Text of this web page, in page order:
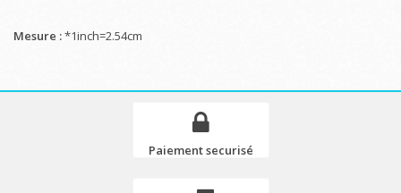
Mesure :*1inch=2.54cm
Paiement securisé